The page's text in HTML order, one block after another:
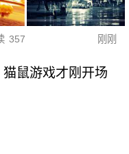
357 刚刚
鼠游戏才刚开场